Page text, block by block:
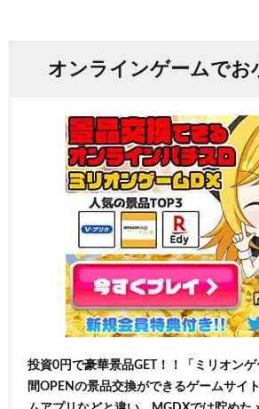
オンラインゲームでお
投資0円で豪華景品GET！！「ミリオン
間OPENの景品交換ができるゲームサイ